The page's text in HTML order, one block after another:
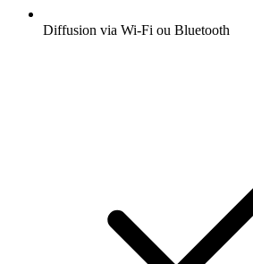
Diffusion via Wi-Fi ou Bluetooth